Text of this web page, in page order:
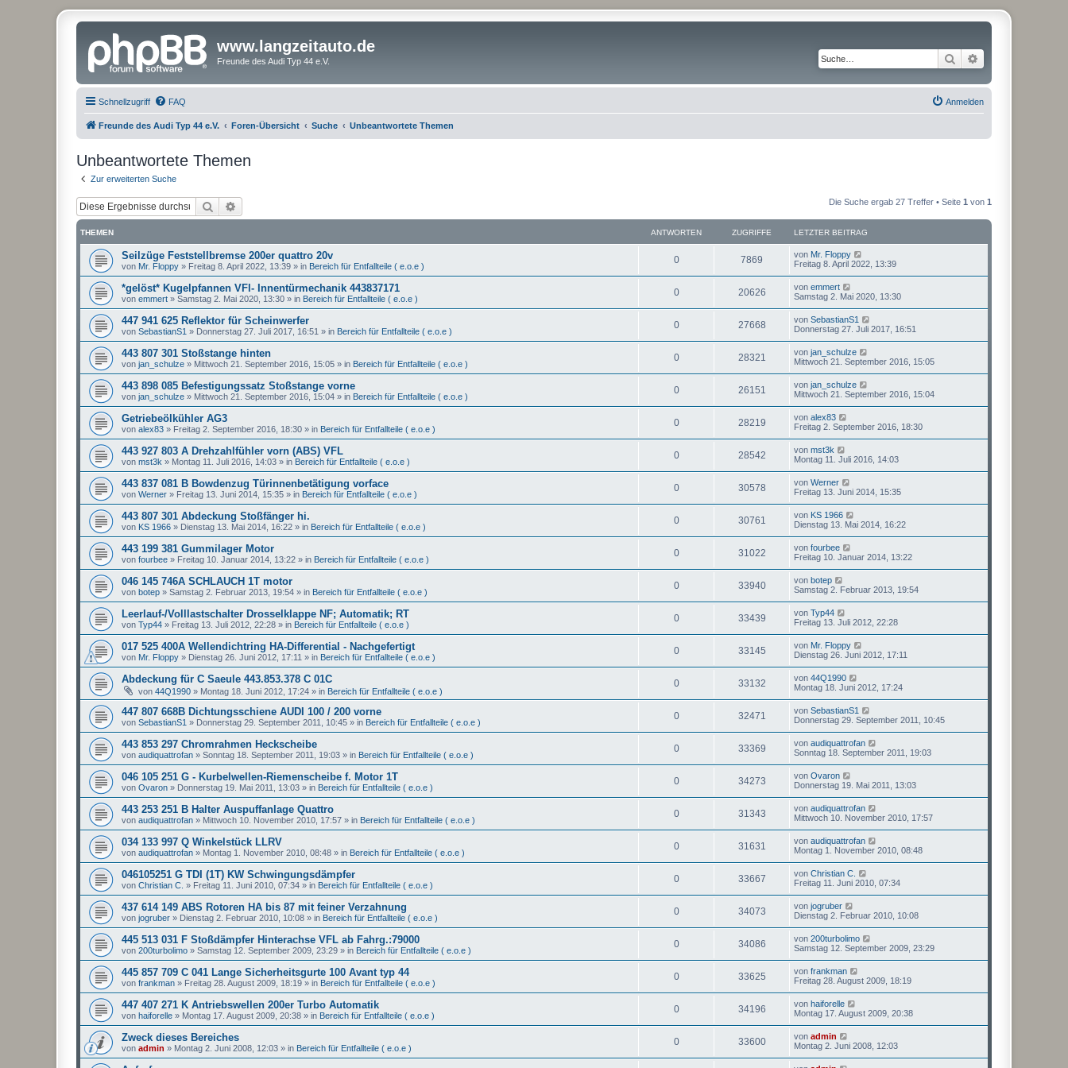
www.langzeitauto.de
Freunde des Audi Typ 44 e.V. Suche
Schnellzugriff FAQ Anmelden
Freunde des Audi Typ 44 e.V. Foren-Übersicht Suche Unbeantwortete Themen
Unbeantwortete Themen
Zur erweiterten Suche
Suche Die Suche ergab 27 Treffer • Seite 1 von 1
THEMEN ANTWORTEN ZUGRIFFE LETZTER BEITRAG
Seilzüge Feststellbremse 200er quattro 20v
von Mr. Floppy » Freitag 8. April 2022, 13:39 » in Bereich für Entfallteile ( e.o.e )
0 7869 von Mr. Floppy
Freitag 8. April 2022, 13:39
*gelöst* Kugelpfannen VFl- Innentürmechanik 443837171
von emmert » Samstag 2. Mai 2020, 13:30 » in Bereich für Entfallteile ( e.o.e )
0 20626 von emmert
Samstag 2. Mai 2020, 13:30
447 941 625 Reflektor für Scheinwerfer
von SebastianS1 » Donnerstag 27. Juli 2017, 16:51 » in Bereich für Entfallteile ( e.o.e )
0 27668 von SebastianS1
Donnerstag 27. Juli 2017, 16:51
443 807 301 Stoßstange hinten
von jan_schulze » Mittwoch 21. September 2016, 15:05 » in Bereich für Entfallteile ( e.o.e )
0 28321 von jan_schulze
Mittwoch 21. September 2016, 15:05
443 898 085 Befestigungssatz Stoßstange vorne
von jan_schulze » Mittwoch 21. September 2016, 15:04 » in Bereich für Entfallteile ( e.o.e )
0 26151 von jan_schulze
Mittwoch 21. September 2016, 15:04
Getriebeölkühler AG3
von alex83 » Freitag 2. September 2016, 18:30 » in Bereich für Entfallteile ( e.o.e )
0 28219 von alex83
Freitag 2. September 2016, 18:30
443 927 803 A Drehzahlfühler vorn (ABS) VFL
von mst3k » Montag 11. Juli 2016, 14:03 » in Bereich für Entfallteile ( e.o.e )
0 28542 von mst3k
Montag 11. Juli 2016, 14:03
443 837 081 B Bowdenzug Türinnenbetätigung vorface
von Werner » Freitag 13. Juni 2014, 15:35 » in Bereich für Entfallteile ( e.o.e )
0 30578 von Werner
Freitag 13. Juni 2014, 15:35
443 807 301 Abdeckung Stoßfänger hi.
von KS 1966 » Dienstag 13. Mai 2014, 16:22 » in Bereich für Entfallteile ( e.o.e )
0 30761 von KS 1966
Dienstag 13. Mai 2014, 16:22
443 199 381 Gummilager Motor
von fourbee » Freitag 10. Januar 2014, 13:22 » in Bereich für Entfallteile ( e.o.e )
0 31022 von fourbee
Freitag 10. Januar 2014, 13:22
046 145 746A SCHLAUCH 1T motor
von botep » Samstag 2. Februar 2013, 19:54 » in Bereich für Entfallteile ( e.o.e )
0 33940 von botep
Samstag 2. Februar 2013, 19:54
Leerlauf-/Volllastschalter Drosselklappe NF; Automatik; RT
von Typ44 » Freitag 13. Juli 2012, 22:28 » in Bereich für Entfallteile ( e.o.e )
0 33439 von Typ44
Freitag 13. Juli 2012, 22:28
017 525 400A Wellendichtring HA-Differential - Nachgefertigt
von Mr. Floppy » Dienstag 26. Juni 2012, 17:11 » in Bereich für Entfallteile ( e.o.e )
0 33145 von Mr. Floppy
Dienstag 26. Juni 2012, 17:11
Abdeckung für C Saeule 443.853.378 C 01C
von 44Q1990 » Montag 18. Juni 2012, 17:24 » in Bereich für Entfallteile ( e.o.e )
0 33132 von 44Q1990
Montag 18. Juni 2012, 17:24
447 807 668B Dichtungsschiene AUDI 100 / 200 vorne
von SebastianS1 » Donnerstag 29. September 2011, 10:45 » in Bereich für Entfallteile ( e.o.e )
0 32471 von SebastianS1
Donnerstag 29. September 2011, 10:45
443 853 297 Chromrahmen Heckscheibe
von audiquattrofan » Sonntag 18. September 2011, 19:03 » in Bereich für Entfallteile ( e.o.e )
0 33369 von audiquattrofan
Sonntag 18. September 2011, 19:03
046 105 251 G - Kurbelwellen-Riemenscheibe f. Motor 1T
von Ovaron » Donnerstag 19. Mai 2011, 13:03 » in Bereich für Entfallteile ( e.o.e )
0 34273 von Ovaron
Donnerstag 19. Mai 2011, 13:03
443 253 251 B Halter Auspuffanlage Quattro
von audiquattrofan » Mittwoch 10. November 2010, 17:57 » in Bereich für Entfallteile ( e.o.e )
0 31343 von audiquattrofan
Mittwoch 10. November 2010, 17:57
034 133 997 Q Winkelstück LLRV
von audiquattrofan » Montag 1. November 2010, 08:48 » in Bereich für Entfallteile ( e.o.e )
0 31631 von audiquattrofan
Montag 1. November 2010, 08:48
046105251 G TDI (1T) KW Schwingungsdämpfer
von Christian C. » Freitag 11. Juni 2010, 07:34 » in Bereich für Entfallteile ( e.o.e )
0 33667 von Christian C.
Freitag 11. Juni 2010, 07:34
437 614 149 ABS Rotoren HA bis 87 mit feiner Verzahnung
von jogruber » Dienstag 2. Februar 2010, 10:08 » in Bereich für Entfallteile ( e.o.e )
0 34073 von jogruber
Dienstag 2. Februar 2010, 10:08
445 513 031 F Stoßdämpfer Hinterachse VFL ab Fahrg.:79000
von 200turbolimo » Samstag 12. September 2009, 23:29 » in Bereich für Entfallteile ( e.o.e )
0 34086 von 200turbolimo
Samstag 12. September 2009, 23:29
445 857 709 C 041 Lange Sicherheitsgurte 100 Avant typ 44
von frankman » Freitag 28. August 2009, 18:19 » in Bereich für Entfallteile ( e.o.e )
0 33625 von frankman
Freitag 28. August 2009, 18:19
447 407 271 K Antriebswellen 200er Turbo Automatik
von haiforelle » Montag 17. August 2009, 20:38 » in Bereich für Entfallteile ( e.o.e )
0 34196 von haiforelle
Montag 17. August 2009, 20:38
Zweck dieses Bereiches
von admin » Montag 2. Juni 2008, 12:03 » in Bereich für Entfallteile ( e.o.e )
0 33600 von admin
Montag 2. Juni 2008, 12:03